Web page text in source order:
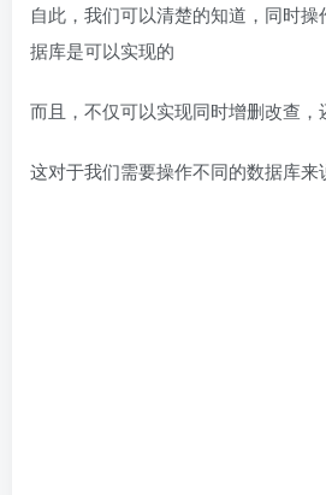
自此，我们可以清楚的知道，同时
据库是可以实现的
而且，不仅可以实现同时增删改查
这对于我们需要操作不同的数据库来